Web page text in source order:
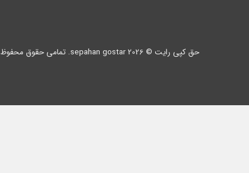
حق کپی رایت © 2026 sepahan gostar. تمامی حقوق محفوظ است.